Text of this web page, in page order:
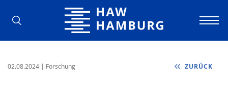
Hochschule für Angewandte
02.08.2024 | Forschung ZURÜCK